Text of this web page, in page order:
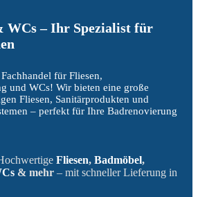
WCs – Ihr Spezialist für
für Fliesen,
und WCs! Wir bieten eine große
Fliesen, Sanitärprodukten und
– perfekt für Ihre Badrenovierung
Fliesen, Badmöbel,
& mehr – mit schneller Lieferung in